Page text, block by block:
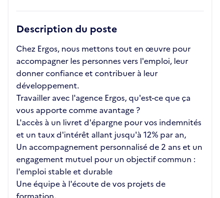
Description du poste
Chez Ergos, nous mettons tout en œuvre pour
accompagner les personnes vers l'emploi, leur
donner confiance et contribuer à leur
développement.
Travailler avec l'agence Ergos, qu'est-ce que ça
vous apporte comme avantage ?
L'accès à un livret d'épargne pour vos indemnités
et un taux d'intérêt allant jusqu'à 12% par an,
Un accompagnement personnalisé de 2 ans et un
engagement mutuel pour un objectif commun :
l'emploi stable et durable
Une équipe à l'écoute de vos projets de